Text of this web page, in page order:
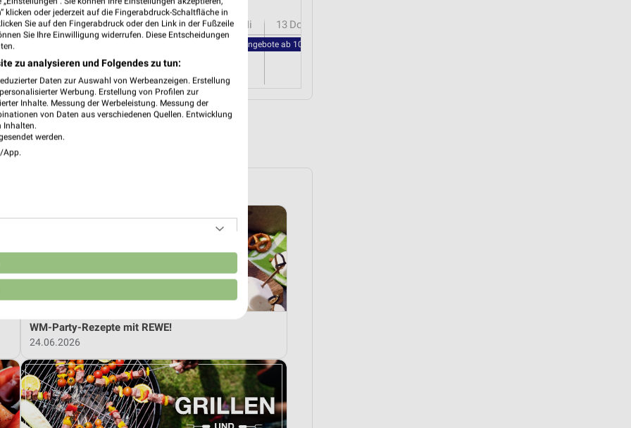
08 Sa 09 So 10Mo 11Di 12 Mi 13 Do
REWE - Angebote ab 10.08.
PROSPEKTE
WM-Party-Rezepte mit REWE!
24.06.2026
klicken oder jederzeit auf die Fingerabdruck-Schaltfläche in
Sie auf den Fingerabdruck oder den Link in der Fußzeile
Sie Ihre Einwilligung widerrufen. Diese Entscheidungen
zu analysieren und Folgendes zu tun:
Daten zur Auswahl von Werbeanzeigen. Erstellung
Werbung. Erstellung von Profilen zur
Inhalte. Messung der Werbeleistung. Messung der
von Daten aus verschiedenen Quellen. Entwicklung
Inhalten.
werden.
App.